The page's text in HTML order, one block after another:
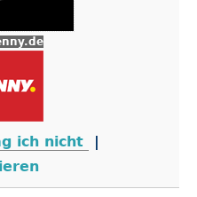
ich nicht